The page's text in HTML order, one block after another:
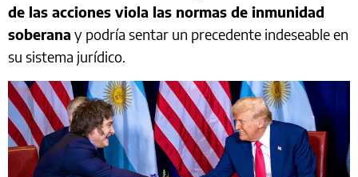
de las acciones viola las normas de inmunidad
soberana y podría sentar un precedente indeseable en
su sistema jurídico.